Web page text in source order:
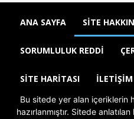
ANA SAYFA SITE
SORUMLULUK REDDI
SITE HARITASI İLETIŞIM
Bu sitede yer alan içeriklerin
hazırlanmıştır. Sitede